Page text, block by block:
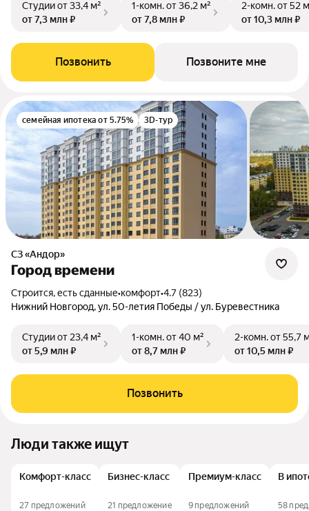
Студииот 33,4 м²
от 7,3 млн ₽
1-комн.от 36,2 м²
от 7,8 млн ₽
2-комн.от 52
от 10,3 млн ₽
Позвонить Позвоните мне
семейная ипотека от 5.75% 3D-тур
СЗ «Андор»
Город времени
Строится, есть сданные•комфорт•4.7 (823)
Нижний Новгород, ул. 50-летия Победы / ул. Буревестника
Студииот 23,4 м²
от 5,9 млн ₽
1-комн.от 40 м²
от 8,7 млн ₽
2-комн.от 55,7
от 10,5 млн ₽
Позвонить
Люди также ищут
Комфорт-класс
27 предложений
Бизнес-класс
21 предложение
Премиум-класс
9 предложений
В
58